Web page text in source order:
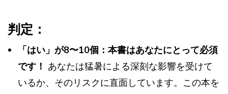
判定：
「はい」が8〜10個：本書はあなたにとって必須
です！ あなたは猛暑による深刻な影響を受けて
いるか、そのリスクに直面しています。この本を